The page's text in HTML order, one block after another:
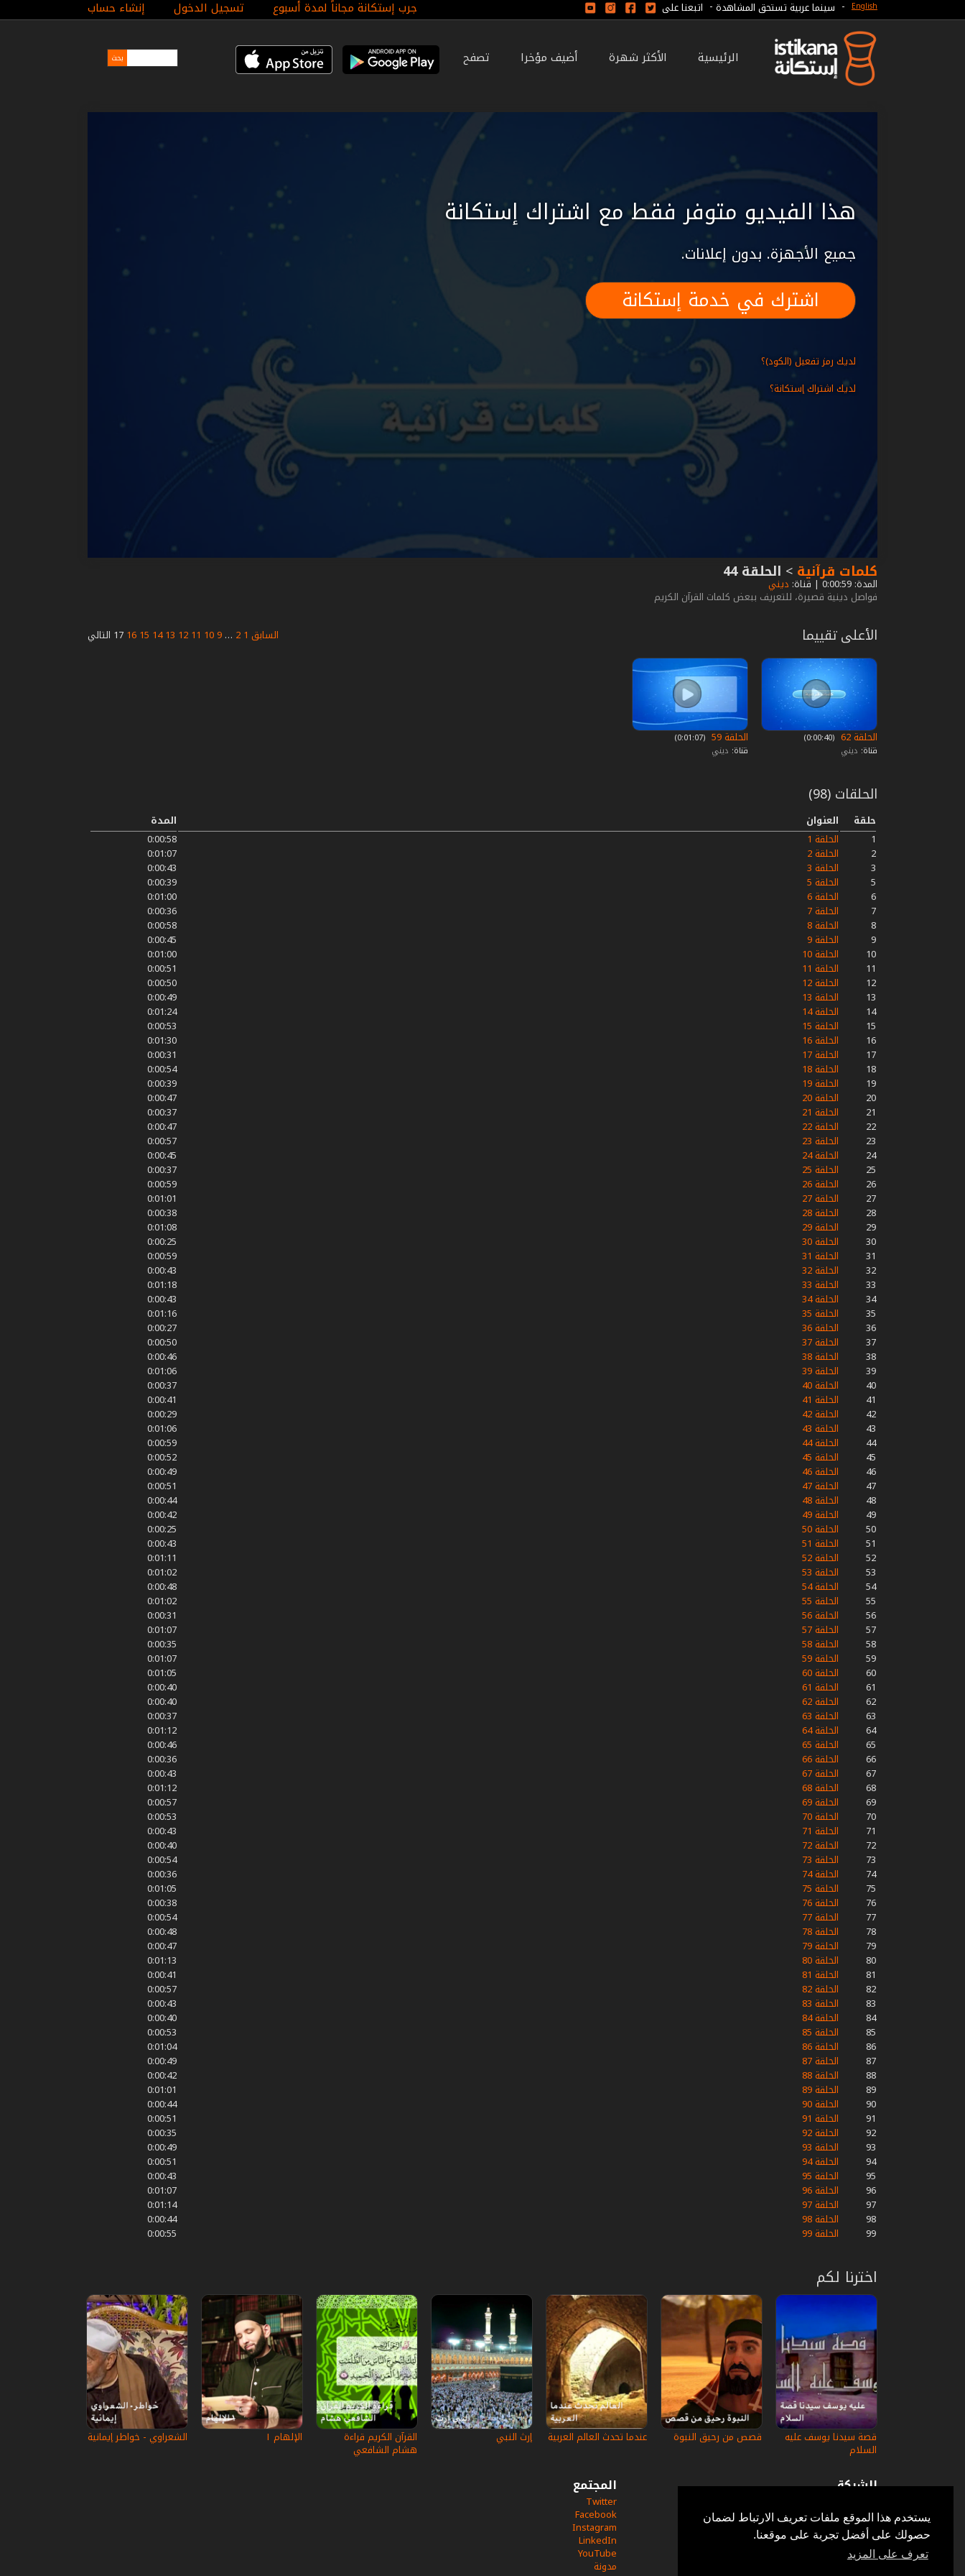
يستخدم هذا الموقع ملفات تعريف الارتباط لضمان
حصولك على أفضل تجربة على موقعنا.
تعرف على المزيد
جرب إستكانة مجاناً لمدة أسبوع تسجيل الدخول إنشاء حساب English
- سينما عربية تستحق المشاهدة - اتبعنا على
الرئيسية الأكثر شهرة أضيف مؤخرا تصفح
هذا الفيديو متوفر فقط مع اشتراك إستكانة
جميع الأجهزة. بدون إعلانات.
اشترك في خدمة إستكانة
لديك رمز تفعيل (الكود)؟
لديك اشتراك إستكانة؟
كلمات قرآنية > الحلقة 44
المدة: 0:00:59 | قناة: ديني
فواصل دينية قصيرة، للتعريف ببعض كلمات القرآن الكريم
السابق 1
2
…
9
10
11
12
13
14
15
16
17 التالي الأعلى تقييما
الحلقة 62
‏ (0:00:40)
قناة: ديني
الحلقة 59
‏ (0:01:07)
قناة: ديني
الحلقات (98)
حلقة العنوان
المدة
1
الحلقة 1
0:00:58
2
الحلقة 2
0:01:07
3
الحلقة 3
0:00:43
5
الحلقة 5
0:00:39
6
الحلقة 6
0:01:00
7
الحلقة 7
0:00:36
8
الحلقة 8
0:00:58
9
الحلقة 9
0:00:45
10
الحلقة 10
0:01:00
11
الحلقة 11
0:00:51
12
الحلقة 12
0:00:50
13
الحلقة 13
0:00:49
14
الحلقة 14
0:01:24
15
الحلقة 15
0:00:53
16
الحلقة 16
0:01:30
17
الحلقة 17
0:00:31
18
الحلقة 18
0:00:54
19
الحلقة 19
0:00:39
20
الحلقة 20
0:00:47
21
الحلقة 21
0:00:37
22
الحلقة 22
0:00:47
23
الحلقة 23
0:00:57
24
الحلقة 24
0:00:45
25
الحلقة 25
0:00:37
26
الحلقة 26
0:00:59
27
الحلقة 27
0:01:01
28
الحلقة 28
0:00:38
29
الحلقة 29
0:01:08
30
الحلقة 30
0:00:25
31
الحلقة 31
0:00:59
32
الحلقة 32
0:00:43
33
الحلقة 33
0:01:18
34
الحلقة 34
0:00:43
35
الحلقة 35
0:01:16
36
الحلقة 36
0:00:27
37
الحلقة 37
0:00:50
38
الحلقة 38
0:00:46
39
الحلقة 39
0:01:06
40
الحلقة 40
0:00:37
41
الحلقة 41
0:00:41
42
الحلقة 42
0:00:29
43
الحلقة 43
0:01:06
44
الحلقة 44
0:00:59
45
الحلقة 45
0:00:52
46
الحلقة 46
0:00:49
47
الحلقة 47
0:00:51
48
الحلقة 48
0:00:44
49
الحلقة 49
0:00:42
50
الحلقة 50
0:00:25
51
الحلقة 51
0:00:43
52
الحلقة 52
0:01:11
53
الحلقة 53
0:01:02
54
الحلقة 54
0:00:48
55
الحلقة 55
0:01:02
56
الحلقة 56
0:00:31
57
الحلقة 57
0:01:07
58
الحلقة 58
0:00:35
59
الحلقة 59
0:01:07
60
الحلقة 60
0:01:05
61
الحلقة 61
0:00:40
62
الحلقة 62
0:00:40
63
الحلقة 63
0:00:37
64
الحلقة 64
0:01:12
65
الحلقة 65
0:00:46
66
الحلقة 66
0:00:36
67
الحلقة 67
0:00:43
68
الحلقة 68
0:01:12
69
الحلقة 69
0:00:57
70
الحلقة 70
0:00:53
71
الحلقة 71
0:00:43
72
الحلقة 72
0:00:40
73
الحلقة 73
0:00:54
74
الحلقة 74
0:00:36
75
الحلقة 75
0:01:05
76
الحلقة 76
0:00:38
77
الحلقة 77
0:00:54
78
الحلقة 78
0:00:48
79
الحلقة 79
0:00:47
80
الحلقة 80
0:01:13
81
الحلقة 81
0:00:41
82
الحلقة 82
0:00:57
83
الحلقة 83
0:00:43
84
الحلقة 84
0:00:40
85
الحلقة 85
0:00:53
86
الحلقة 86
0:01:04
87
الحلقة 87
0:00:49
88
الحلقة 88
0:00:42
89
الحلقة 89
0:01:01
90
الحلقة 90
0:00:44
91
الحلقة 91
0:00:51
92
الحلقة 92
0:00:35
93
الحلقة 93
0:00:49
94
الحلقة 94
0:00:51
95
الحلقة 95
0:00:43
96
الحلقة 96
0:01:07
97
الحلقة 97
0:01:14
98
الحلقة 98
0:00:44
99
الحلقة 99 0:00:55
اخترنا لكم
قصة سيدنا يوسف عليه
السلام
قصص من رحيق النبوة عندما تحدث العالم العربية إرث النبي‎ القرآن الكريم قراءة
هشام الشافعي
الإلهام ١ الشعراوي - خواطر إيمانية
الشركة
أسئلة وأجوبة
في الإعلام
خدمة الزبائن
إتصل بنا
المجتمع
Twitter
Facebook
Instagram
LinkedIn
YouTube
مدونة